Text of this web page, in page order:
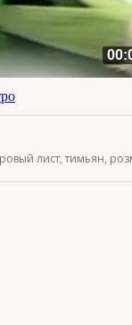
лист, тимьян,